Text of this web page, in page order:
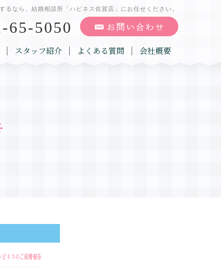
るなら、結婚相談所「ハピネス佐賀店」にお任せください。
65-5050
スタッフ紹介 よくある質問 会社概要
ピネスのご成婚報告